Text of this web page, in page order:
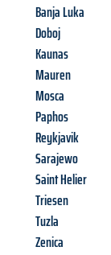
Banja Luka
Doboj
Kaunas
Mauren
Mosca
Paphos
Reykjavik
Sarajewo
Saint Helier
Triesen
Tuzla
Zenica